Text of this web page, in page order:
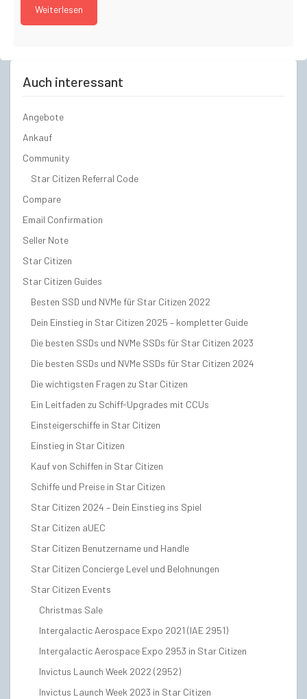
Weiterlesen
Auch interessant
Angebote
Ankauf
Community
Star Citizen Referral Code
Compare
Email Confirmation
Seller Note
Star Citizen
Star Citizen Guides
Besten SSD und NVMe für Star Citizen 2022
Dein Einstieg in Star Citizen 2025 – kompletter Guide
Die besten SSDs und NVMe SSDs für Star Citizen 2023
Die besten SSDs und NVMe SSDs für Star Citizen 2024
Die wichtigsten Fragen zu Star Citizen
Ein Leitfaden zu Schiff-Upgrades mit CCUs
Einsteigerschiffe in Star Citizen
Einstieg in Star Citizen
Kauf von Schiffen in Star Citizen
Schiffe und Preise in Star Citizen
Star Citizen 2024 – Dein Einstieg ins Spiel
Star Citizen aUEC
Star Citizen Benutzername und Handle
Star Citizen Concierge Level und Belohnungen
Star Citizen Events
Christmas Sale
Intergalactic Aerospace Expo 2021 (IAE 2951)
Intergalactic Aerospace Expo 2953 in Star Citizen
Invictus Launch Week 2022 (2952)
Invictus Launch Week 2023 in Star Citizen